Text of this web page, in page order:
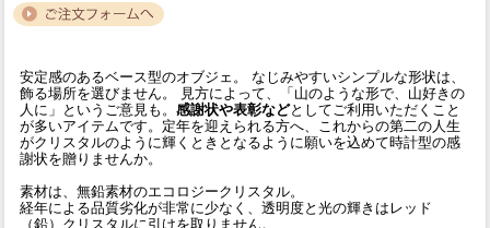
安定感のあるベース型のオブジェ。 なじみやすいシンプルな形状は、
飾る場所を選びません。 見方によって、「山のような形で、山好きの
人に」というご意見も。 感謝状や表彰などとしてご利用いただくこと
が多いアイテムです。定年を迎えられる方へ、これからの第二の人生
がクリスタルのように輝くときとなるように願いを込めて時計型の感
謝状を贈りませんか。
素材は、無鉛素材のエコロジークリスタル。
経年による品質劣化が非常に少なく、透明度と光の輝きはレッド
（鉛）クリスタルに引けを取りません。